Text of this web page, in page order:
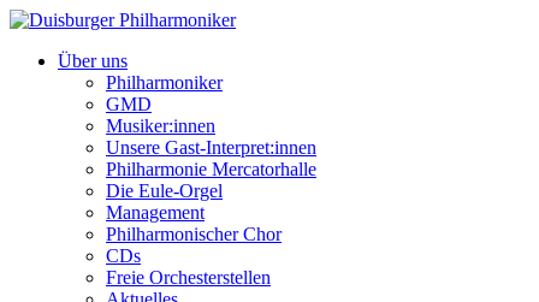
Über uns
Philharmoniker
GMD
Musiker:innen
Unsere Gast-Interpret:innen
Philharmonie Mercatorhalle
Die Eule-Orgel
Management
Philharmonischer Chor
CDs
Freie Orchesterstellen